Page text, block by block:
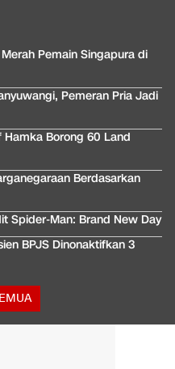
Pemain Singapura di
Pemeran Pria Jadi
Borong 60 Land
Berdasarkan
Spider-Man: Brand New Day
BPJS Dinonaktifkan 3